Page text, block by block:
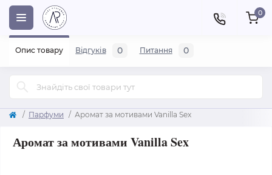
0
Парфуми Аромат за мотивами Vanilla Sex
Аромат за мотивами Vanilla Sex
Опис товару Відгуків 0 Питання 0